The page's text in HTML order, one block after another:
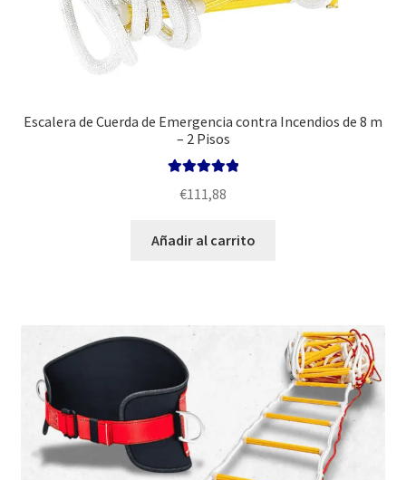
Escalera de Cuerda de Emergencia contra Incendios de 8 m
– 2 Pisos
de 5
€111,88
Añadir al carrito